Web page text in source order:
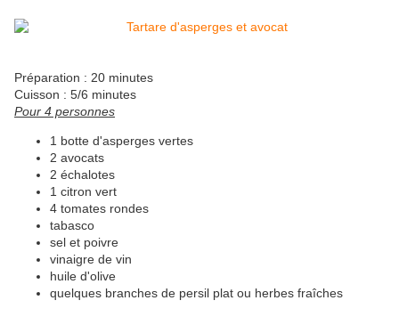
Préparation : 20 minutes
Cuisson : 5/6 minutes
Pour 4 personnes
1 botte d'asperges vertes
2 avocats
2 échalotes
1 citron vert
4 tomates rondes
tabasco
sel et poivre
vinaigre de vin
huile d'olive
quelques branches de persil plat ou herbes fraîches